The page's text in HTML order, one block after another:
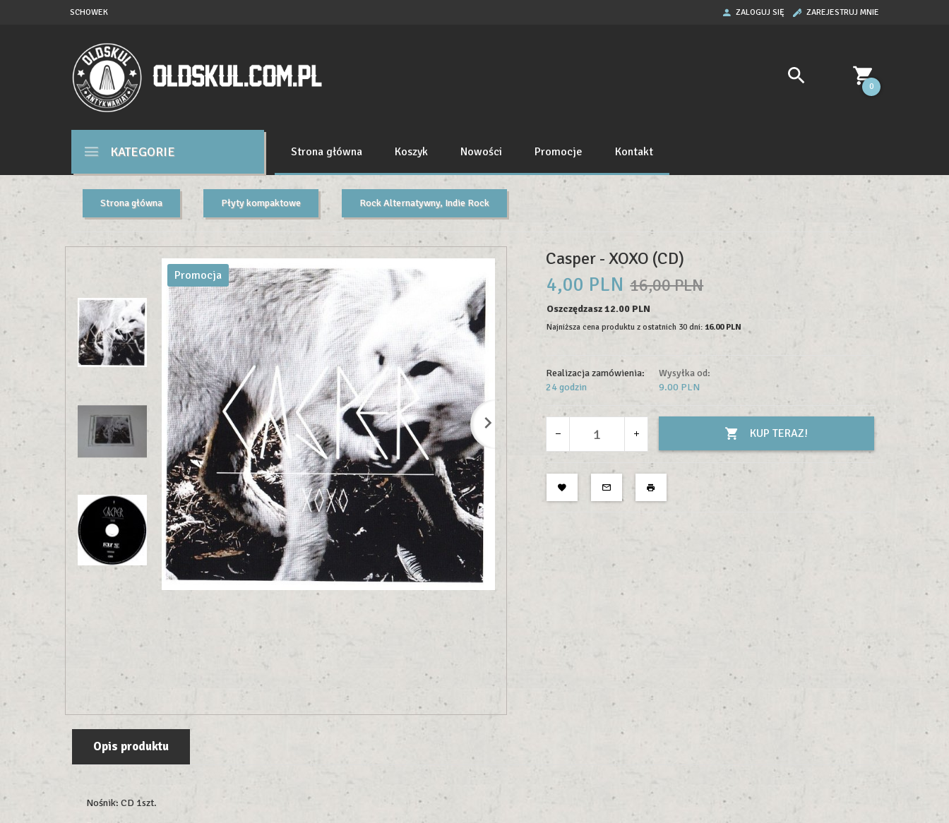
SCHOWEK ZALOGUJ SIĘ ZAREJESTRUJ MNIE
0
KATEGORIE Strona główna Koszyk Nowości Promocje Kontakt
Strona główna Płyty kompaktowe Rock Alternatywny, Indie Rock
Promocja
Casper - XOXO (CD)
4,00 PLN 16,00 PLN
Oszczędzasz 12.00 PLN
Najniższa cena produktu z ostatnich 30 dni:16.00 PLN
Realizacja zamówienia:
24 godzin
Wysyłka od:
9.00 PLN
KUP TERAZ!
Opis produktu
Nośnik: CD 1szt.